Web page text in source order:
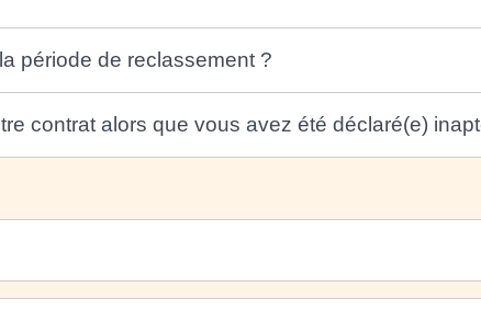
période de reclassement ?
contrat alors que vous avez été déclaré(e)